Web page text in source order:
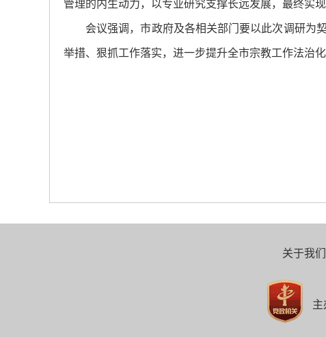
管理的内生动力，以专业研究支撑长远发展，最终实
会议强调，市政府及各相关部门要以此次调研为
举措、狠抓工作落实，进一步提升全市宗教工作法治
关于我们
主